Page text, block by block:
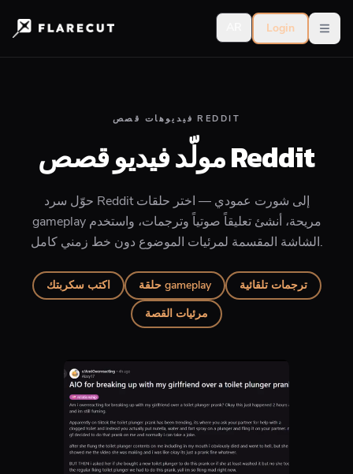
Login
فيديوهات قصص REDDIT
مولّد فيديو قصص Reddit
حوّل سرد Reddit إلى شورت عمودي — اختر حلقات
gameplay مريحة، أنشئ تعليقاً صوتياً وترجمات، واستخدم
الشاشة المقسمة لمرئيات الموضوع دون خط زمني كامل.
اكتب سكربتك حلقة gameplay
ترجمات تلقائية
مرئيات القصة